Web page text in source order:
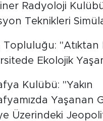
Radyoloji Kulübü:
Teknikleri
Topluluğu: "Atıktan
Ekolojik
Kulübü: "Yakın
Yaşanan
Üzerindeki